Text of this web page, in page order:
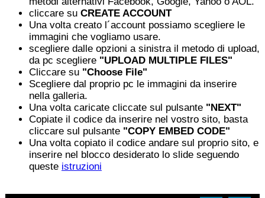
cliccare su CREATE ACCOUNT
Una volta creato l´account possiamo scegliere le
immagini che vogliamo usare.
scegliere dalle opzioni a sinistra il metodo di upload,
da pc scegliere "UPLOAD MULTIPLE FILES"
Cliccare su "Choose File"
Scegliere dal proprio pc le immagini da inserire
nella galleria.
Una volta caricate cliccate sul pulsante"NEXT"
Copiate il codice da inserire nel vostro sito, basta
cliccare sul pulsante "COPY EMBED CODE"
Una volta copiato il codice andare sul proprio sito, e
inserire nel blocco desiderato lo slide seguendo
queste istruzioni